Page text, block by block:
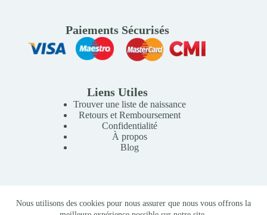
Nous utilisons des cookies pour nous assurer que nous vous offrons la
Paiements Sécurisés
Liens Utiles
Trouver une liste de naissance
Retours et Remboursement
Confidentialité
À propos
Blog
Copyright © 2026 Mille Lunes - Création du site :
Baptiste
-Conditions Générales de Vente